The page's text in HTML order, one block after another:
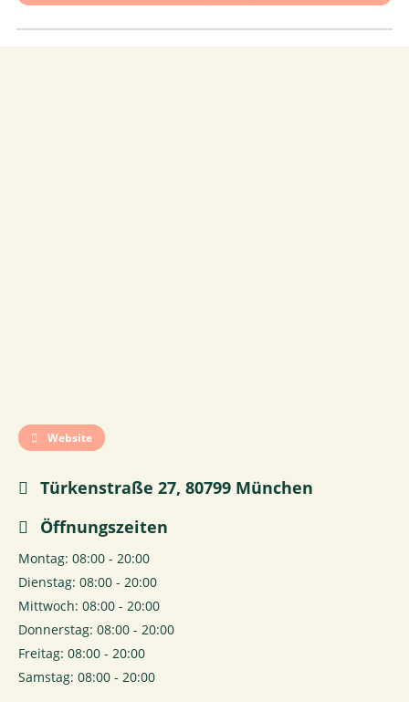
Website
Türkenstraße 27, 80799 München
Öffnungszeiten
Montag: 08:00 - 20:00
Dienstag: 08:00 - 20:00
Mittwoch: 08:00 - 20:00
Donnerstag: 08:00 - 20:00
Freitag: 08:00 - 20:00
Samstag: 08:00 - 20:00